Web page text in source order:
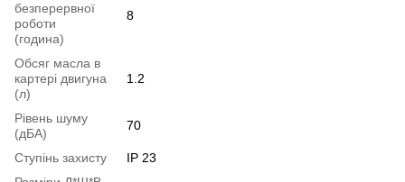
безперервної
роботи
(година)
8
Обсяг масла в
картері двигуна
(л)
1.2
Рівень шуму
(дБА)
70
Ступінь захисту
IP 23